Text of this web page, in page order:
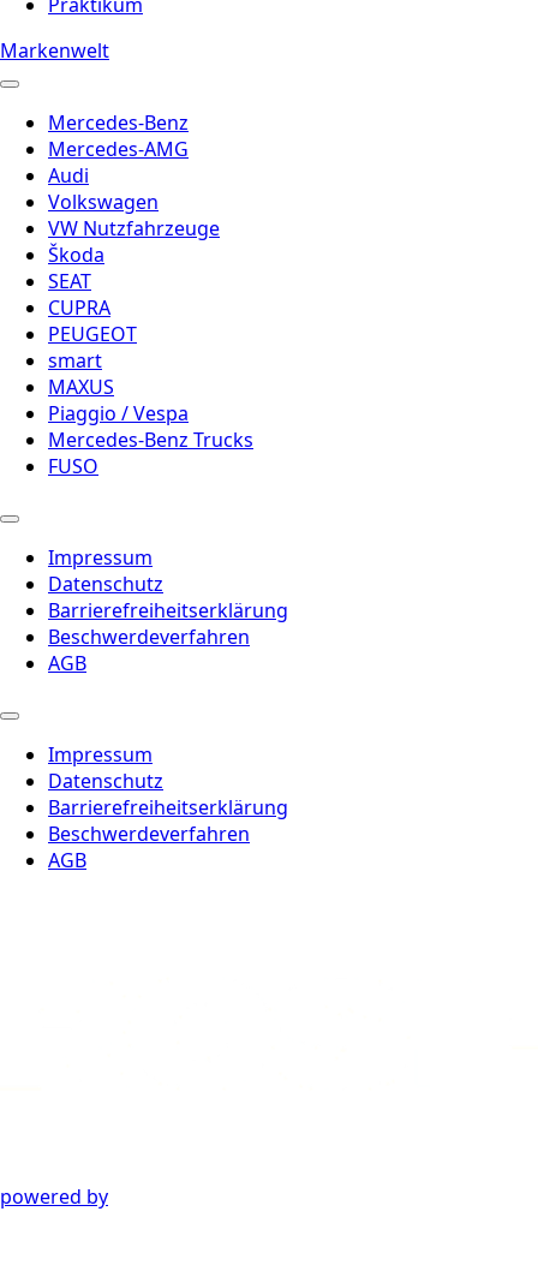
Markenwelt
Mercedes-Benz
Mercedes-AMG
Audi
Volkswagen
VW Nutzfahrzeuge
Škoda
SEAT
CUPRA
PEUGEOT
smart
MAXUS
Piaggio / Vespa
Mercedes-Benz Trucks
FUSO
Impressum
Datenschutz
Barrierefreiheitserklärung
Beschwerdeverfahren
AGB
Impressum
Datenschutz
Barrierefreiheitserklärung
Beschwerdeverfahren
AGB
powered by